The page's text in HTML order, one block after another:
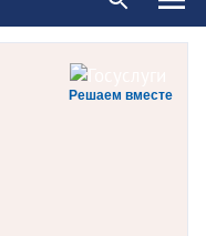
Решаем вместе